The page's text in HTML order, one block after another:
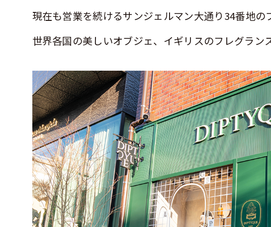
現在も営業を続けるサンジェルマン大通り 34番地の
世界各国の美しいオブジェ、イギリスのフレグラン